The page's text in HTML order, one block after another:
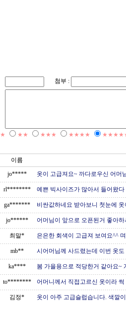
첨부 :
★ ★★ ★★★ ★★★★
이름
jo*****
옷이 고급져요~ 까다로우신 어머
rl******** 예쁜 빅사이즈가 많아서 들어왔
ga******* 비싼값하네요 받아보니 첫눈에
jo****** 어머님이 앞으로 오픈된거 좋아
최말* 은은한 회색이 고급져 보여요^^
mb** 시어머님께 사드렸는데 이번 옷
ka**** 봄 가을용으로 적당한거 같아요~
to******** 어머니께서 직접고르신 옷이라
김정* 옷이 아주 고급슬럽습니다. 색깔